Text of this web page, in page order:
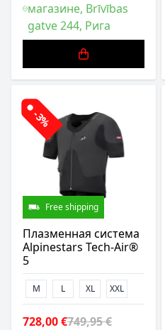
магазине, Brīvības
gatve 244, Рига
-3%
Free shipping
Плазменная система
Alpinestars Tech-Air®
5
M L XL XXL
728,00 €749,95 €